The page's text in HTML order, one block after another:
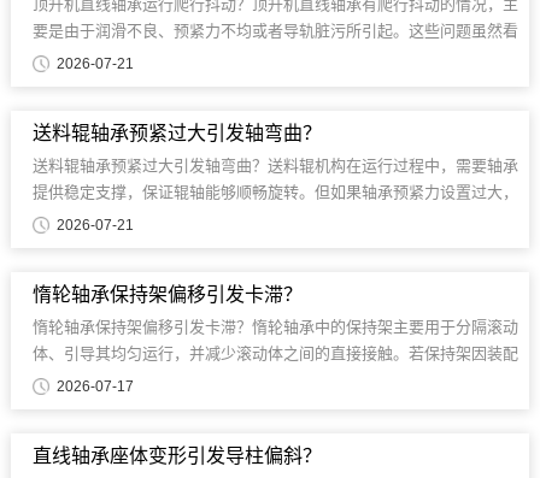
顶升机直线轴承运行爬行抖动？顶升机直线轴承有爬行抖动的情况，主
要是由于润滑不良、预紧力不均或者导轨脏污所引起。这些问题虽然看
起来很简单，但是涉及到很多相关的因素......
2026-07-21
送料辊轴承预紧过大引发轴弯曲？
送料辊轴承预紧过大引发轴弯曲？送料辊机构在运行过程中，需要轴承
提供稳定支撑，保证辊轴能够顺畅旋转。但如果轴承预紧力设置过大，
会让内部滚动体长期处于较高受力状态......
2026-07-21
惰轮轴承保持架偏移引发卡滞？
惰轮轴承保持架偏移引发卡滞？惰轮轴承中的保持架主要用于分隔滚动
体、引导其均匀运行，并减少滚动体之间的直接接触。若保持架因装配
冲击、润滑不良、异物进入、转速过高或......
2026-07-17
直线轴承座体变形引发导柱偏斜？